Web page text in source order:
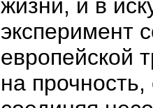
жизни, и в
эксперимент
европейской
на